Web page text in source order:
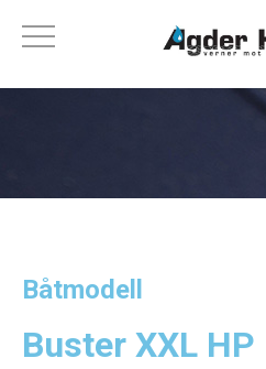
Båtmodell
Buster XXL HP